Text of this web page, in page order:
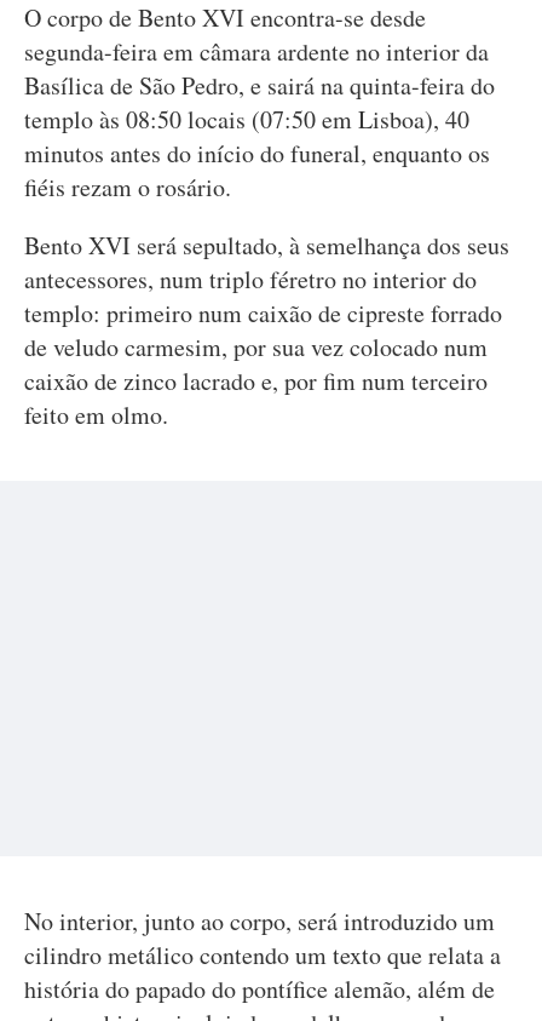
O corpo de Bento XVI encontra-se desde
segunda-feira em câmara ardente no interior da
Basílica de São Pedro, e sairá na quinta-feira do
templo às 08:50 locais (07:50 em Lisboa), 40
minutos antes do início do funeral, enquanto os
fiéis rezam o rosário.
Bento XVI será sepultado, à semelhança dos seus
antecessores, num triplo féretro no interior do
templo: primeiro num caixão de cipreste forrado
de veludo carmesim, por sua vez colocado num
caixão de zinco lacrado e, por fim num terceiro
feito em olmo.
No interior, junto ao corpo, será introduzido um
cilindro metálico contendo um texto que relata a
história do papado do pontífice alemão, além de